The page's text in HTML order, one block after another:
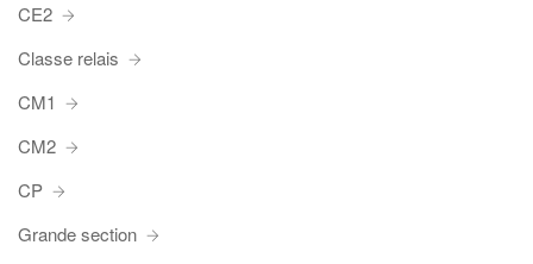
CE2
Classe relais
CM1
CM2
CP
Grande section